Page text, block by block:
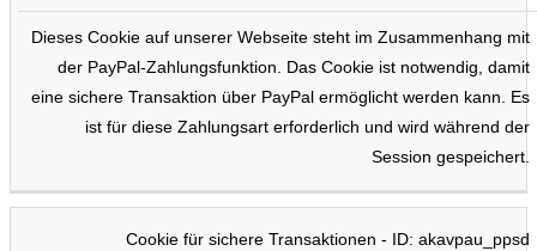
Dieses Cookie auf unserer Webseite steht im Zusammenhang mit
der PayPal-Zahlungsfunktion. Das Cookie ist notwendig, damit
eine sichere Transaktion über PayPal ermöglicht werden kann. Es
ist für diese Zahlungsart erforderlich und wird während der
Session gespeichert.
Cookie für sichere Transaktionen - ID: akavpau_ppsd